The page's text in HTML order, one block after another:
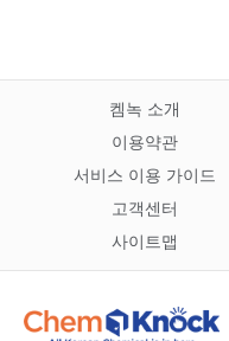
켐녹 소개
이용약관
서비스 이용 가이드
고객센터
사이트맵